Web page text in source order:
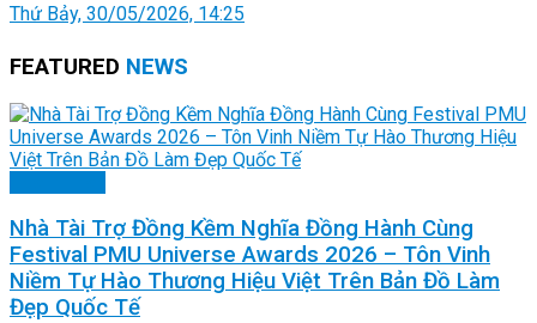
Thứ Bảy, 30/05/2026, 14:25
FEATURED NEWS
Nhà Tài Trợ Đồng Kềm Nghĩa Đồng Hành Cùng
Festival PMU Universe Awards 2026 – Tôn Vinh
Niềm Tự Hào Thương Hiệu Việt Trên Bản Đồ Làm
Đẹp Quốc Tế